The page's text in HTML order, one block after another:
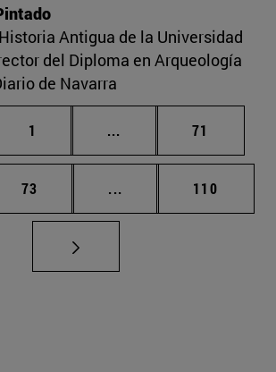
Antigua de la Universidad
del Diploma en Arqueología
de Navarra
Página
1 ... Páginas intermedias
Página
71
Página
73 ... Páginas intermedias
Página
110